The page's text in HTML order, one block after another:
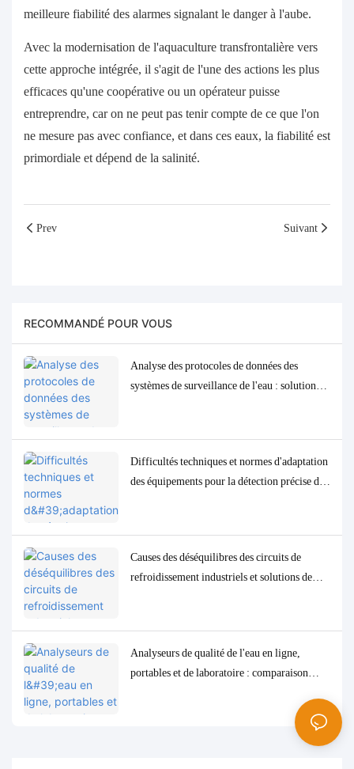
meilleure fiabilité des alarmes signalant le danger à l'aube.
Avec la modernisation de l'aquaculture transfrontalière vers
cette approche intégrée, il s'agit de l'une des actions les plus
efficaces qu'une coopérative ou un opérateur puisse
entreprendre, car on ne peut pas tenir compte de ce que l'on
ne mesure pas avec confiance, et dans ces eaux, la fiabilité est
primordiale et dépend de la salinité.
Prev Suivant
RECOMMANDÉ POUR VOUS
Analyse des protocoles de données des
systèmes de surveillance de l'eau : solutions
Difficultés techniques et normes d'adaptation
des équipements pour la détection précise des
Causes des déséquilibres des circuits de
refroidissement industriels et solutions de
Analyseurs de qualité de l'eau en ligne,
portables et de laboratoire : comparaison